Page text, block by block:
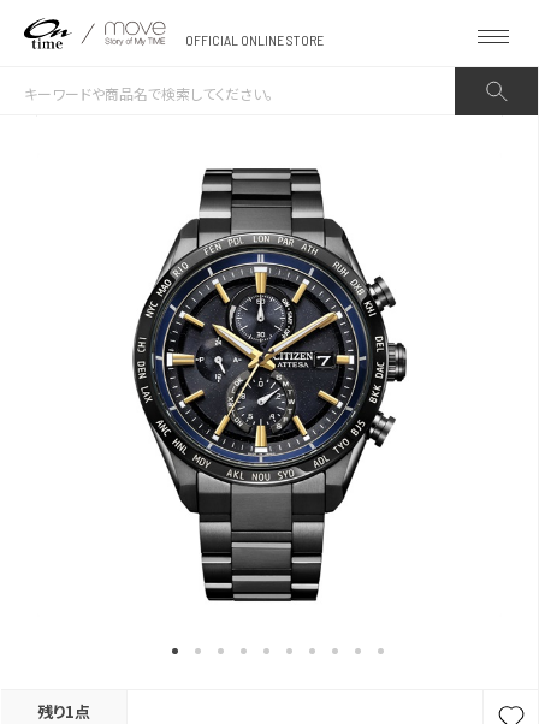
OFFICIAL ONLINE STORE
残り1点